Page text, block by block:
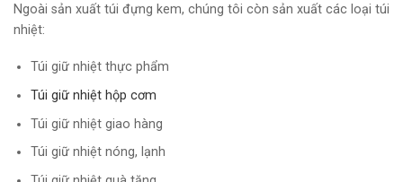
Ngoài sản xuất túi đựng kem, chúng tôi còn sản xuất các loại túi
nhiệt:
Túi giữ nhiệt thực phẩm
Túi giữ nhiệt hộp cơm
Túi giữ nhiệt giao hàng
Túi giữ nhiệt nóng, lạnh